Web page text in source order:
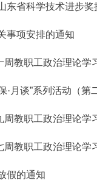
东省科学技术进步奖
事项安排的通知
周教职工政治理论学
·月谈”系列活动（第
周教职工政治理论学
周教职工政治理论学
假的通知